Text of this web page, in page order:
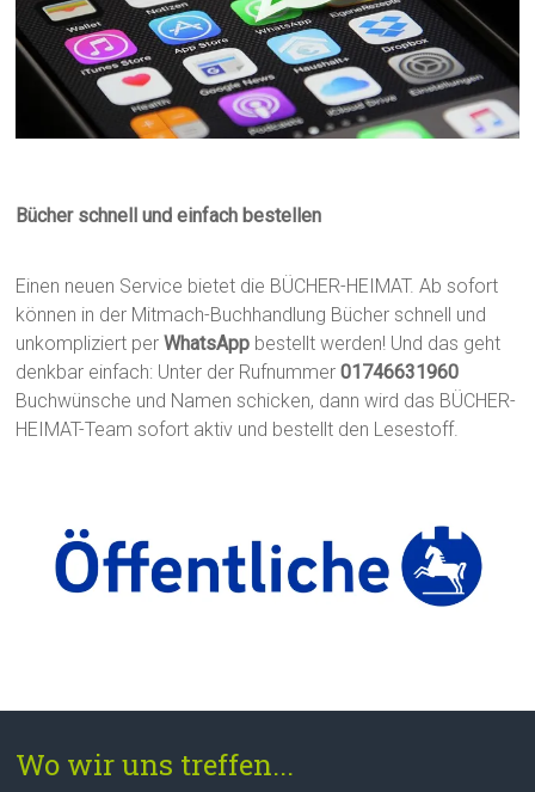
Bücher schnell und einfach bestellen
Einen neuen Service bietet die BÜCHER-HEIMAT. Ab sofort
können in der Mitmach-Buchhandlung Bücher schnell und
unkompliziert perWhatsApp bestellt werden! Und das geht
denkbar einfach: Unter der Rufnummer01746631960
Buchwünsche und Namen schicken, dann wird das BÜCHER-
HEIMAT-Team sofort aktiv und bestellt den Lesestoff.
Wo wir uns treffen...